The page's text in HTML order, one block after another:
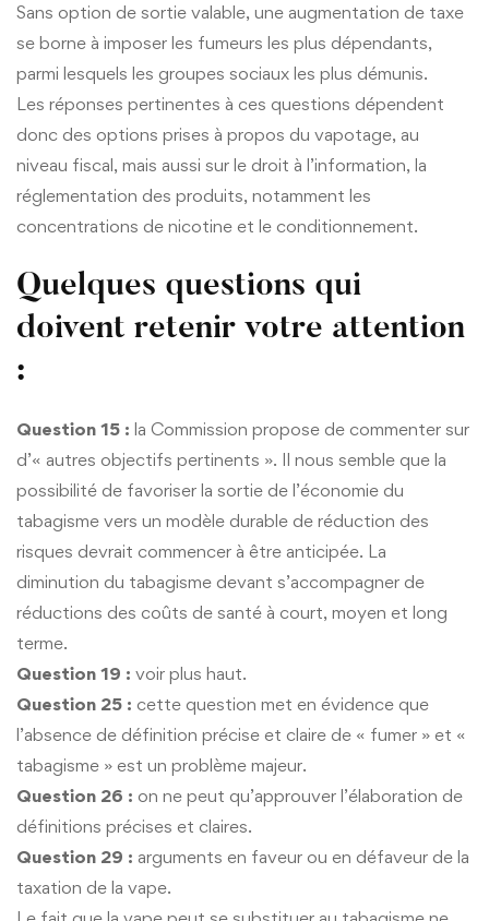
Sans option de sortie valable, une augmentation de taxe
se borne à imposer les fumeurs les plus dépendants,
parmi lesquels les groupes sociaux les plus démunis.
Les réponses pertinentes à ces questions dépendent
donc des options prises à propos du vapotage, au
niveau fiscal, mais aussi sur le droit à l’information, la
réglementation des produits, notamment les
concentrations de nicotine et le conditionnement.
Quelques questions qui
doivent retenir votre attention
:
Question 15 : la Commission propose de commenter sur
d’« autres objectifs pertinents ». Il nous semble que la
possibilité de favoriser la sortie de l’économie du
tabagisme vers un modèle durable de réduction des
risques devrait commencer à être anticipée. La
diminution du tabagisme devant s’accompagner de
réductions des coûts de santé à court, moyen et long
terme.
Question 19 : voir plus haut.
Question 25 : cette question met en évidence que
l’absence de définition précise et claire de « fumer » et «
tabagisme » est un problème majeur.
Question 26 : on ne peut qu’approuver l’élaboration de
définitions précises et claires.
Question 29 : arguments en faveur ou en défaveur de la
taxation de la vape.